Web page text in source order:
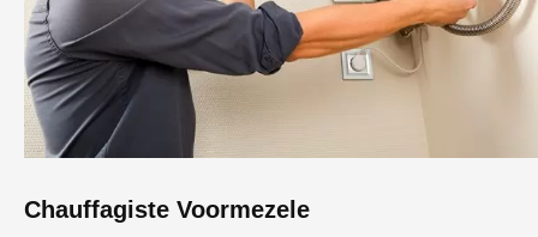
Chauffagiste Voormezele